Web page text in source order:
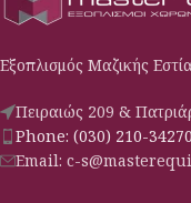
Εξοπλισμός Μαζικής
Πειραιώς 209 &
Phone: (030) 210-
Email: c-